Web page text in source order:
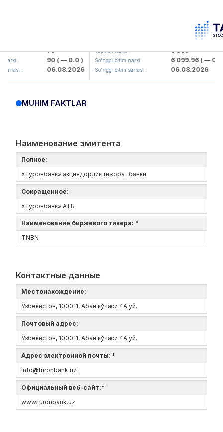
79
: 90( — 0.0 )
: 06.08.2026
Yopilish narxi : 6 099
So'nggi bitim narxi : 6 099.96( — 0.0 )
So'nggi bitim sanasi : 06.08.2026
MUHIM FAKTLAR
Наименование эмитента
Полное:
«Туронбанк» акциядорлик тижорат банки
Сокращенное:
«Туронбанк» АТБ
Наименование биржевого тикера: *
TNBN
Контактные данные
Местонахождение:
Ўзбекистон, 100011, Абай кўчаси 4А уй.
Почтовый адрес:
Ўзбекистон, 100011, Абай кўчаси 4А уй.
Адрес электронной почты: *
info@turonbank.uz
Официальный веб-сайт:*
www.turonbank.uz